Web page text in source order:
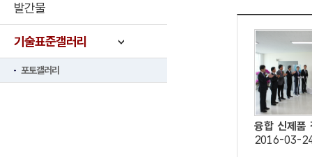
융합 신제품
2016-03-
발간물
기술표준갤러리
포토갤러리